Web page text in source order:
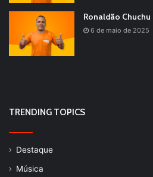
Ronaldão Chuchu
6 de maio de 2025
TRENDING TOPICS
Destaque
Música